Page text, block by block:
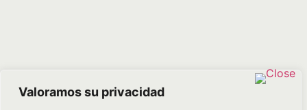
Valoramos su privacidad